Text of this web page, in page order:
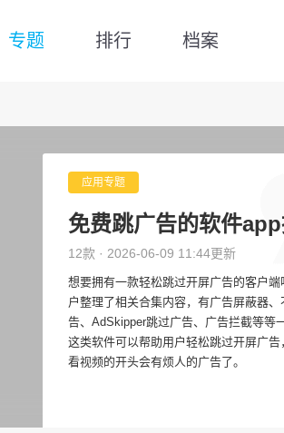
专题 排行 档案
应用专题
免费跳广告的软件
12款 · 2026-06-09 11:44更新
想要拥有一款轻松跳过开屏广告的客户端
户整理了相关合集内容，有广告屏蔽器
告、AdSkipper跳过广告、广告拦截等等
这类软件可以帮助用户轻松跳过开屏广
看视频的开头会有烦人的广告了。